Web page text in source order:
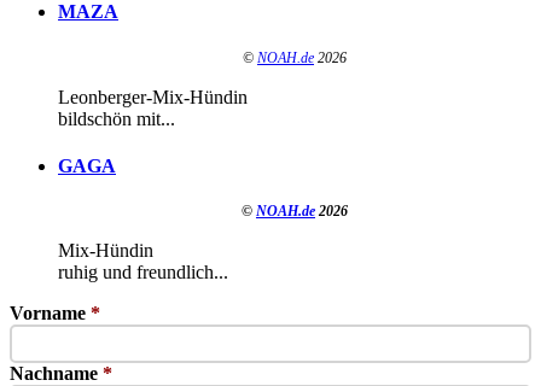
MAZA
© NOAH.de 2026
Leonberger-Mix-Hündin
bildschön mit...
GAGA
© NOAH.de 2026
Mix-Hündin
ruhig und freundlich...
Vorname *
Nachname *